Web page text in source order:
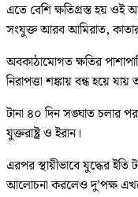
এতে বেশি ক্ষতিগ্রস্ত হয় ওই
সংযুক্ত আরব আমিরাত,
অবকাঠামোগত ক্ষতির
নিরাপত্তা শঙ্কায় বন্ধ হয়ে
টানা ৪০ দিন সঙ্ঘাত চলার
যুক্তরাষ্ট্র ও ইরান।
এরপর স্থায়ীভাবে যুদ্ধের
আলোচনা করলেও দু’পক্ষ